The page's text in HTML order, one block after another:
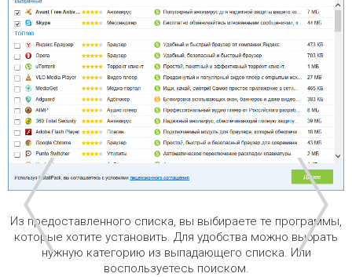
Из предоставленного списка, вы выбираете те программы,
которые хотите установить. Для удобства можно выбрать
нужную категорию из выпадающего списка. Или
воспользуетесь поиском.